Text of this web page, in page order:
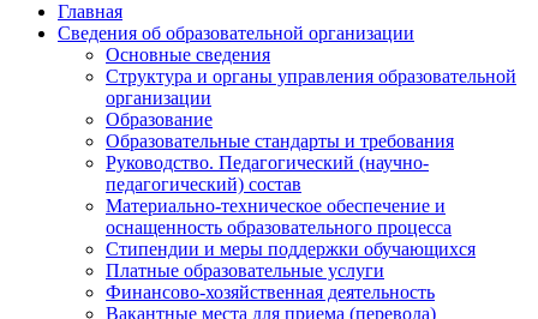
Главная
Сведения об образовательной организации
Основные сведения
Структура и органы управления образовательной
организации
Образование
Образовательные стандарты и требования
Руководство. Педагогический (научно-
педагогический) состав
Материально-техническое обеспечение и
оснащенность образовательного процесса
Стипендии и меры поддержки обучающихся
Платные образовательные услуги
Финансово-хозяйственная деятельность
Вакантные места для приема (перевода)